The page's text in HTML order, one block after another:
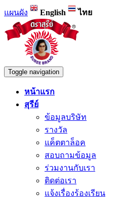
แผนผัง English ไทย
Toggle navigation
หน้าแรก
สุรีย์
ข้อมูลบริษัท
รางวัล
แค็ตตาล็อค
สอบถามข้อมูล
ร่วมงานกับเรา
ติดต่อเรา
แจ้งเรื่องร้องเรียน